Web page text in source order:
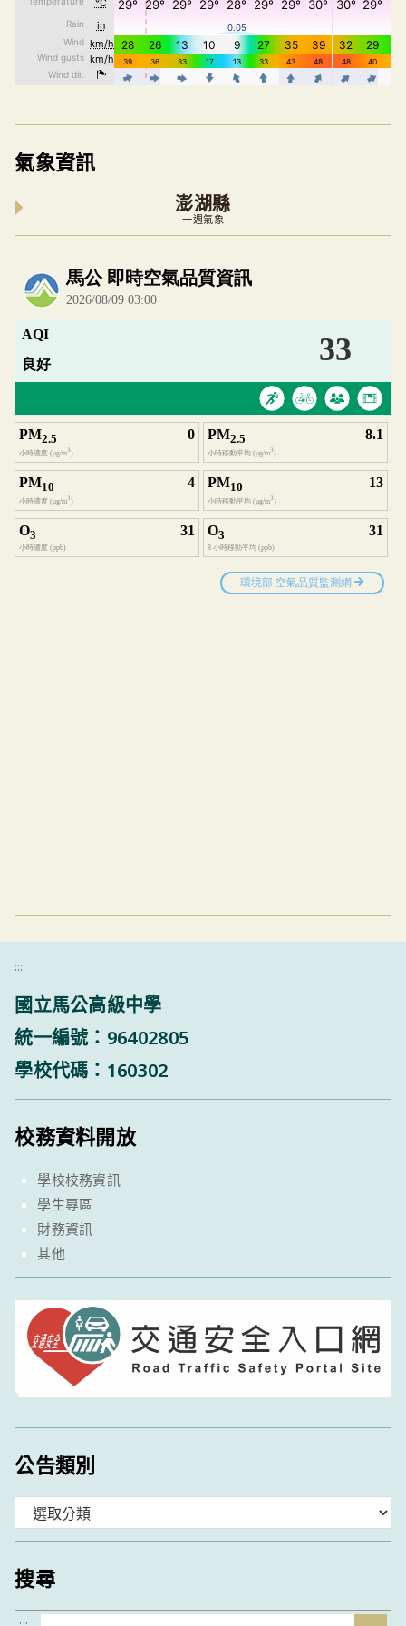
氣象資訊
澎湖縣
一週氣象
內嵌空氣品質小工具為視覺預覽，完整即時空
:::
國立馬公高級中學
統一編號：96402805
學校代碼：160302
校務資料開放
學校校務資訊
學生專區
財務資訊
其他
公告類別
類
搜尋